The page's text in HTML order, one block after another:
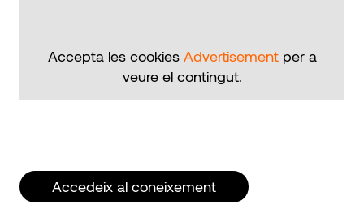
Accepta les cookies Advertisementper a
veure el contingut.
Accedeix al coneixement